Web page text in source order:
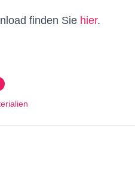
finden Sie hier.